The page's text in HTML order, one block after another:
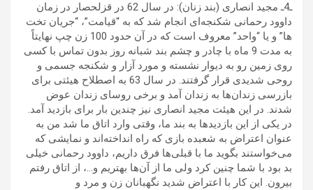
ـ4ـ مجید انصاری (بند زنان): در سال 62 در قزلحصار در زمان
داوود رحمانی شکنجه‌ای انجام شد که به “قیامت”، “جریان تخت
ها” و یا “واحد” معروف است که در آن حدود 100 زن چپ نهایتاً
به مدت 9 ماه با چادر و چشم بند شبانه روز بدون تماس با کسی
روی زمین رو به دیوار نشسته و مورد آزار و شکنجه جسمی و
روحی شدیدی قرار گرفتند. در سال 63 به اصطلاح هیئتی برای
بازرسی زندان‌ها به زندان آمد و برخی روسای زندان عوض
شدند. در این هیئت مجید انصاری نیز چندین بار برای بازدید آمد.
در یکی از این بازدیدها به بند ما، وقتی وارد اتاق ما شد من به
عنوان اعتراض به شعبده بازی که راه انداخته‌اند و نمایشی که
می‌خواستند بگوید ما با قبلی‌ها فرق داریم، داوود رحمانی خیلی
بد بود با شما چنین کرد ولی ما از آن‌ها بهتریم و…، از اتاق رفتم
بیرون. این کار با اعتراض شدید نگهبانان زن و مرد و